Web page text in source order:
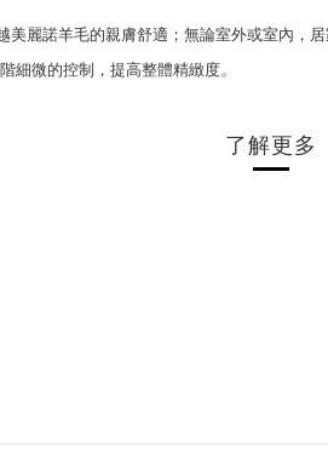
美麗諾羊毛的親膚舒適； 無論室外或室內，
細微的控制，提高整體精緻度。
了解更多